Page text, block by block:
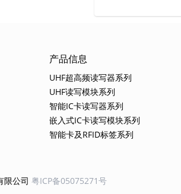
产品信息
UHF超高频读写器系列
UHF读写模块系列
智能IC卡读写器系列
嵌入式IC卡读写模块系列
智能卡及RFID标签系列
限公司 粤ICP备05075271号